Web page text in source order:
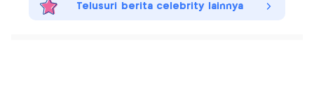
Telusuri berita celebrity lainnya